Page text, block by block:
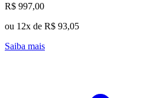
R$ 997,00
ou 12x de R$ 93,05
Saiba mais